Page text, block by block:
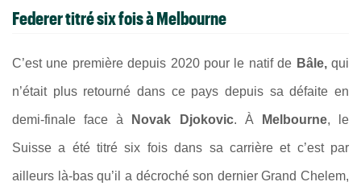
Federer titré six fois à Melbourne
C’est une première depuis 2020 pour le natif de Bâle,qui
n’était plus retourné dans ce pays depuis sa défaite en
demi-finale face à Novak Djokovic. À Melbourne, le
Suisse a été titré six fois dans sa carrière et c’est par
ailleurs là-bas qu’il a décroché son dernier Grand Chelem,